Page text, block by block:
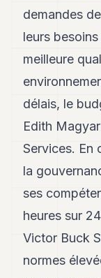
demandes
leurs
meilleure
délais, le
Edith
Services. En
la
ses
heures sur
Victor Buck
normes